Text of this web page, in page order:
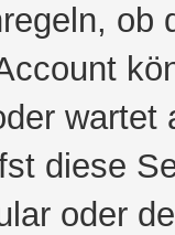
ob
wartet
diese
oder